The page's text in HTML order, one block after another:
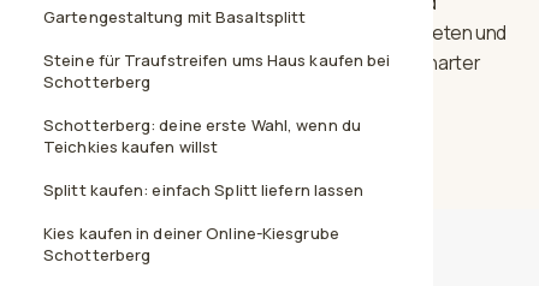
Gartengestaltung mit Basaltsplitt
Steine für Traufstreifen ums Haus kaufen bei
Schotterberg
Schotterberg: deine erste Wahl, wenn du
Teichkies kaufen willst
Splitt kaufen: einfach Splitt liefern lassen
Kies kaufen in deiner Online-Kiesgrube
Schotterberg
südländische Dekoration an Vorgärten, Gartenbeeten und
Hausanlagen eine richtige und sinnvolle Wahl. Ein harter
Stein, auch bestens für Parkplätze geeignet.
Bewertungen unserer Kunden